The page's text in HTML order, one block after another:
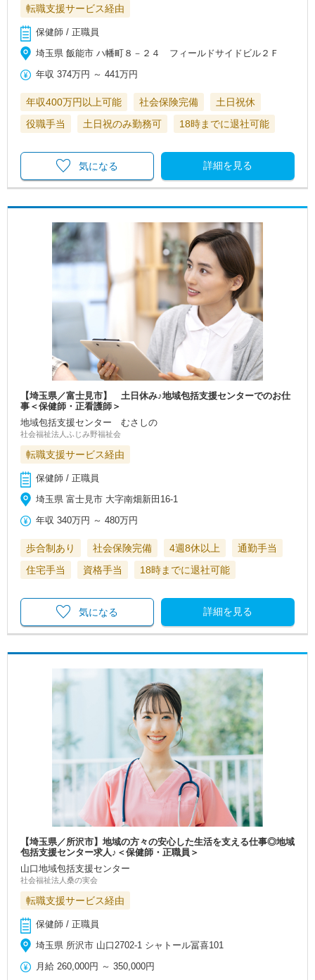
転職支援サービス経由
保健師 / 正職員
埼玉県 飯能市 ハ幡町８－２４ フィールドサイドビル２Ｆ
年収 374万円 ～441万円
年収400万円以上可能 社会保険完備
土日祝休
役職手当
土日祝のみ勤務可 18時までに退社可能
詳細を見る
気になる
【埼玉県／富士見市】 土日休み♪地域包括支援センターでのお仕
事＜保健師・正看護師＞
地域包括支援センター むさしの
社会福祉法人ふじみ野福祉会
転職支援サービス経由
保健師 / 正職員
埼玉県 富士見市 大字南畑新田16-1
年収 340万円 ～480万円
歩合制あり 社会保険完備 4週8休以上
通勤手当
住宅手当
資格手当 18時までに退社可能
詳細を見る
気になる
【埼玉県／所沢市】地域の方々の安心した生活を支える仕事◎地域
包括支援センター求人♪＜保健師・正職員＞
山口地域包括支援センター
社会福祉法人桑の実会
転職支援サービス経由
保健師 / 正職員
埼玉県 所沢市 山口2702-1 シャトール冨喜101
月給 260,000円 ～350,000円